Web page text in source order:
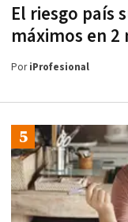
El riesgo país
máximos en 2
PoriProfesional